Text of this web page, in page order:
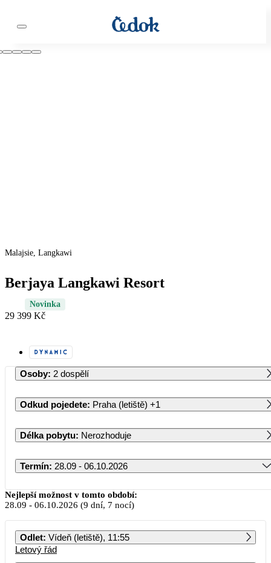
Malajsie, Langkawi
Berjaya Langkawi Resort
Novinka
29 399 Kč
Osoby: 2 dospělí
Odkud pojedete: Praha (letiště) +1
Délka pobytu: Nerozhoduje
Termín: 28.09 - 06.10.2026
Září 2026
PO ÚT ST ČT PÁ SO NE
Nejlepší možnost v tomto období:
28.09 - 06.10.2026 (9 dní, 7 nocí)
Odlet: Vídeň (letiště), 11:55
Letový řád